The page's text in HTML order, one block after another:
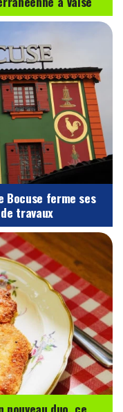
Bocuse ferme ses
travaux